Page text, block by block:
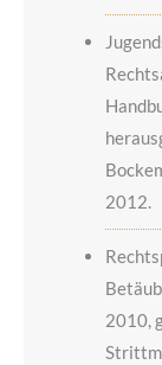
2012.
2010,